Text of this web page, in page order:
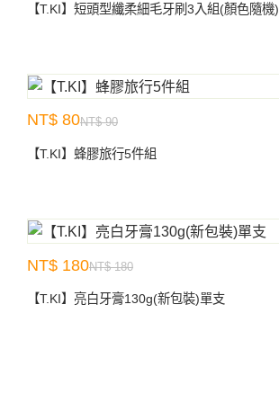
【T.KI】短頭型纖柔細毛牙刷3入組(顏色隨機)
NT$ 80NT$ 90
【T.KI】蜂膠旅行5件組
NT$ 180NT$ 180
【T.KI】亮白牙膏130g(新包裝)單支